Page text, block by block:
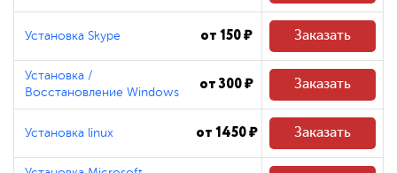
Установка Skype от 150 ₽ Заказать
Установка /
Восстановление Windows
от 300 ₽ Заказать
Установка linux от 1450 ₽ Заказать